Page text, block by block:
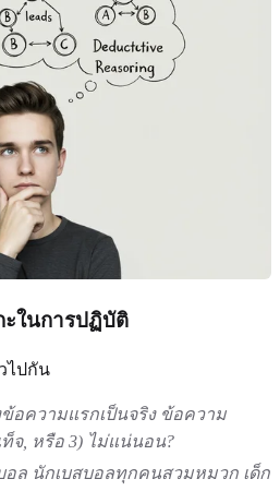
ะในการปฏิบัติ
ไปกัน
อความแรกเป็นจริง ข้อความ
ท็จ, หรือ 3) ไม่แน่นอน?
อล นักเบสบอลทุกคนสวมหมวก เด็ก